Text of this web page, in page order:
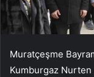
Muratçeşme
Kumburgaz Nurten